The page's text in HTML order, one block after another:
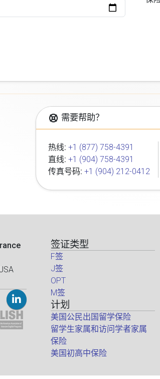
需要帮助？
热线: +1 (877) 758-4391
直线: +1 (904) 758-4391
传真号码: +1 (904) 212-0412
签证类型
F签
J签
OPT
M签
计划
美国公民出国留学保险
留学生家属和访问学者家属
保险
美国初高中保险